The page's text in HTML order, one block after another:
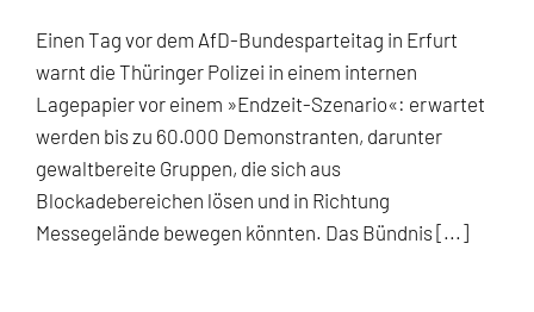
Einen Tag vor dem AfD-Bundesparteitag in Erfurt
warnt die Thüringer Polizei in einem internen
Lagepapier vor einem »Endzeit-Szenario«: erwartet
werden bis zu 60.000 Demonstranten, darunter
gewaltbereite Gruppen, die sich aus
Blockadebereichen lösen und in Richtung
Messegelände bewegen könnten. Das Bündnis [...]